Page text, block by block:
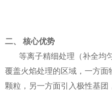
二、 核心优势
等离子精细处理（补全均
覆盖火焰处理的区域，一方
颗粒，另一方面引入极性基团